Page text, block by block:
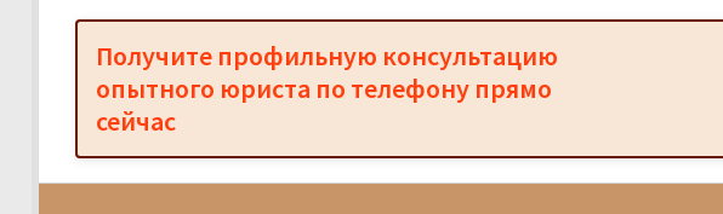
Получите профильную консультацию
опытного юриста по телефону прямо
сейчас